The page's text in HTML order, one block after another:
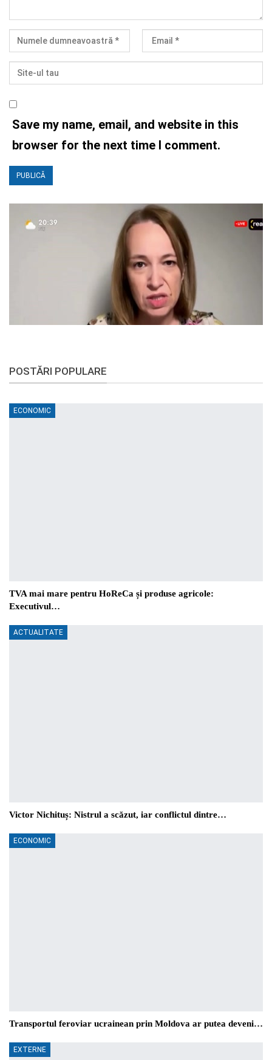
Save my name, email, and website in this
browser for the next time I comment.
POSTĂRI POPULARE
ECONOMIC
TVA mai mare pentru HoReCa și produse agricole:
Executivul…
ACTUALITATE
Victor Nichituș: Nistrul a scăzut, iar conflictul dintre…
ECONOMIC
Transportul feroviar ucrainean prin Moldova ar putea deveni…
EXTERNE